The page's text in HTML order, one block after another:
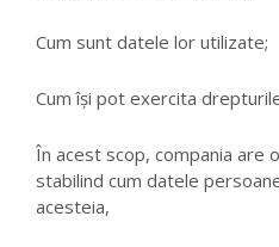
Cum sunt datele lor utilizate;
Cum își pot exercita
În acest scop, compania are o
stabilind cum datele
acesteia,